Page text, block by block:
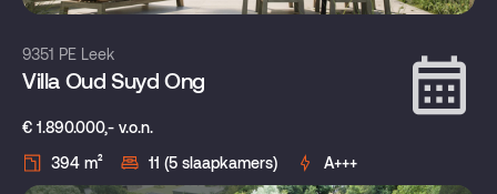
9351 PE Leek
Villa Oud Suyd Ong
€ 1.890.000,- v.o.n.
394 m²
11 (5 slaapkamers) A+++